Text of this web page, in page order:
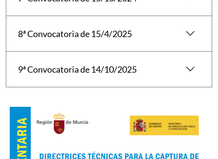
8ª Convocatoria de 15/4/2025 keyboard_arrow_down
9ª Convocatoria de 14/10/2025 keyboard_arrow_down